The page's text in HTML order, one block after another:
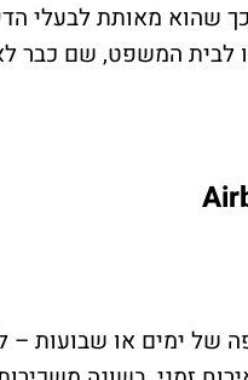
שהוא מאותת לבעלי
לבית המשפט, שם כבר
של ימים או שבועות –